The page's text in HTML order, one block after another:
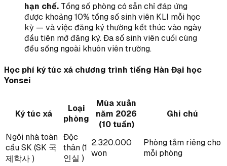
hạn chế. Tổng số phòng có sẵn chỉ đáp ứng
được khoảng 10% tổng số sinh viên KLI mỗi học
kỳ — và việc đăng ký thường kết thúc vào ngày
đầu tiên mở đăng ký. Đa số sinh viên cuối cùng
đều sống ngoài khuôn viên trường.
Học phí ký túc xá chương trình tiếng Hàn Đại học
Yonsei
Ký túc xá
Loại
phòng
Mùa xuân
năm 2026
(10 tuần)
Ghi chú
Ngôi nhà toàn
cầu SK (SK 국
제학사 )
Độc
thân (1
인실 )
2.320.000
won
Phòng tắm riêng cho
mỗi phòng